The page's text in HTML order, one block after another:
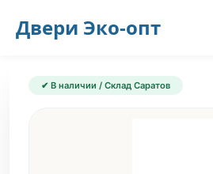
Двери Эко-опт
✔ В наличии / Склад Саратов